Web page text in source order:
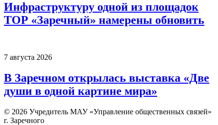
Инфраструктуру одной из площадок
ТОР «Заречный» намерены обновить
7 августа 2026
В Заречном открылась выставка «Две
души в одной картине мира»
© 2026 Учредитель МАУ «Управление общественных связей»
г. Заречного